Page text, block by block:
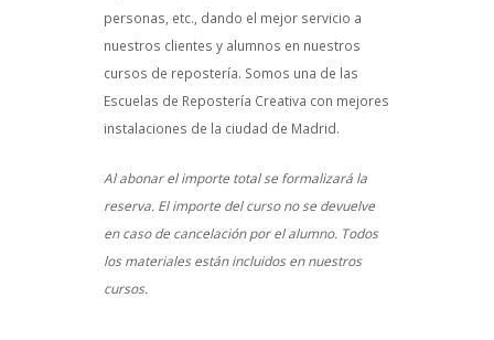
personas, etc., dando el mejor servicio a
nuestros clientes y alumnos en nuestros
cursos de repostería. Somos una de las
Escuelas de Repostería Creativa con mejores
instalaciones de la ciudad de Madrid.
Al abonar el importe total se formalizará la
reserva. El importe del curso no se devuelve
en caso de cancelación por el alumno. Todos
los materiales están incluidos en nuestros
cursos.